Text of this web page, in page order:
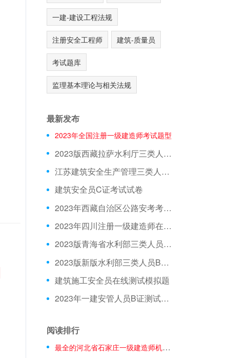
一建-建设工程法规
注册安全工程师 建筑-质量员
考试题库
监理基本理论与相关法规
最新发布
2023年全国注册一级建造师考试题型
2023版西藏拉萨水利厅三类人员A证在线测试真题库
江苏建筑安全生产管理三类人员在线模拟考前押题
建筑安全员C证考试试卷
2023年西藏自治区公路安考考试模拟题
2023年四川注册一级建造师在线测试模拟题库
2023版青海省水利部三类人员C证模拟习题
2023版新版水利部三类人员B证在线测试模拟试题
建筑施工安全员在线测试模拟题
2023年一建安管人员B证测试试题
阅读排行
最全的河北省石家庄一级建造师机电测试模拟试题培训试卷